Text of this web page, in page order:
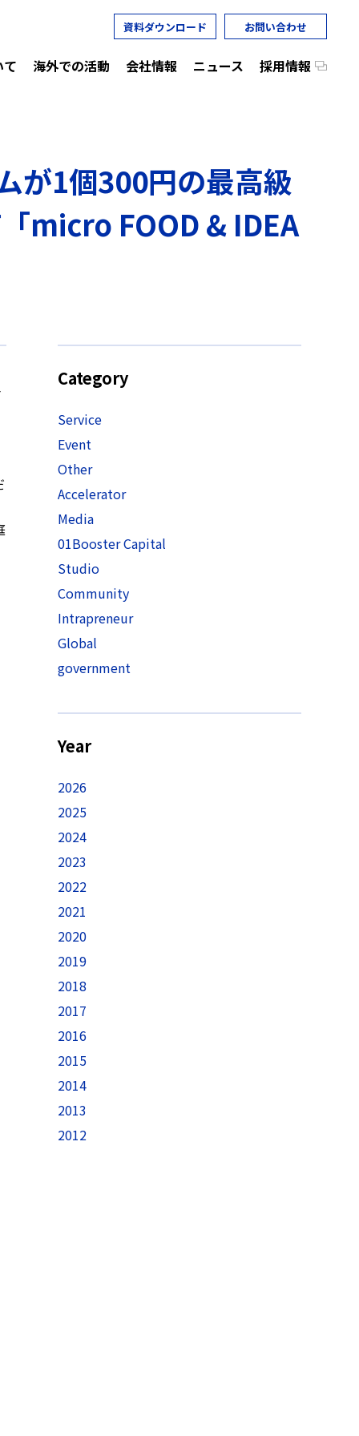
資料ダウンロード お問い合わせ
海外での活動 会社情報 ニュース 採用情報
が1個300円の最高級
micro FOOD & IDEA
Category
Service
Event
Other
Accelerator
Media
01Booster Capital
Studio
Community
Intrapreneur
Global
government
Year
2026
2025
2024
2023
2022
2021
2020
2019
2018
2017
2016
2015
2014
2013
2012